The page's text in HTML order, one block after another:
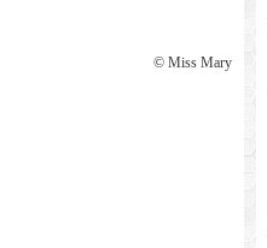
© Miss Mary